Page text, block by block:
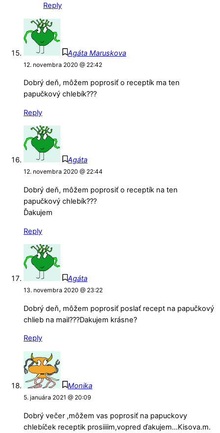
Reply
Agáta Maruskova
12. novembra 2020 @ 22:42
Dobrý deň, môžem poprosiť o receptík ma ten
papučkový chlebík???
Reply
Agáta
12. novembra 2020 @ 22:44
Dobrý deň, môžem poprosiť o receptík na ten
papučkový chlebík???
Ďakujem
Reply
Agáta
13. novembra 2020 @ 23:22
Dobrý deň, môžem poprosiť poslať recept na papučkový
chlieb na mail???Dakujem krásne?
Reply
Monika
5. januára 2021 @ 20:09
Dobrý večer ,môžem vas poprosiť na papuckovy
chlebíček receptik prosiiiim,vopred ďakujem…Kisova.m.